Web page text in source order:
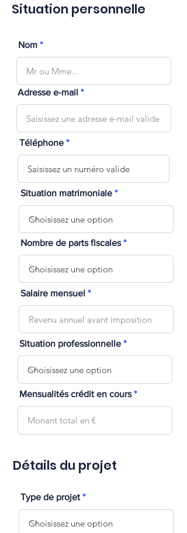
Situation personnelle
Nom
Adresse e-mail
Téléphone
Situation matrimoniale
Nombre de parts fiscales
Salaire mensuel
Situation professionnelle
Mensualités crédit en cours
Détails du projet
Type de projet